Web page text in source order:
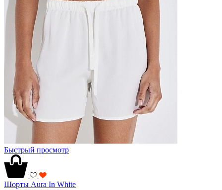
Быстрый просмотр
Шорты Aura In White